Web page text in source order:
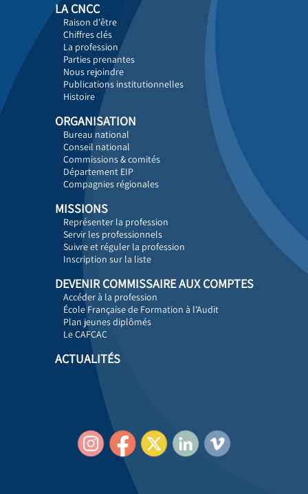
LA CNCC
Raison d'être
Chiffres clés
La profession
Parties prenantes
Nous rejoindre
Publications institutionnelles
Histoire
ORGANISATION
Bureau national
Conseil national
Commissions & comités
Département EIP
Compagnies régionales
MISSIONS
Représenter la profession
Servir les professionnels
Suivre et réguler la profession
Inscription sur la liste
DEVENIR COMMISSAIRE AUX COMPTES
Accéder à la profession
École Française de Formation à l'Audit
Plan jeunes diplômés
Le CAFCAC
ACTUALITÉS